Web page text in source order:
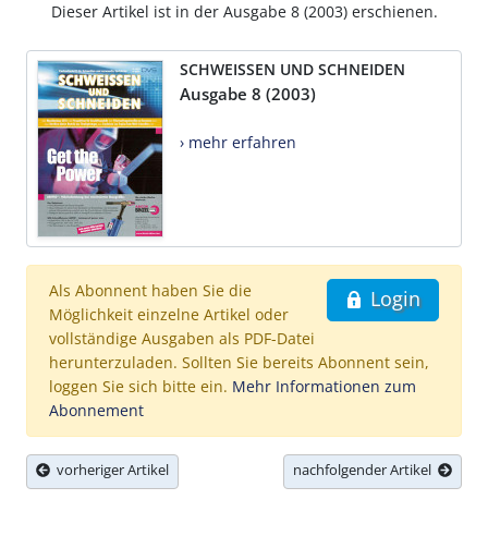
Dieser Artikel ist in der Ausgabe 8 (2003) erschienen.
SCHWEISSEN UND SCHNEIDEN
Ausgabe 8 (2003)
› mehr erfahren
Login
Als Abonnent haben Sie die
Möglichkeit einzelne Artikel oder
vollständige Ausgaben als PDF-Datei
herunterzuladen. Sollten Sie bereits Abonnent sein,
loggen Sie sich bitte ein. Mehr Informationen zum
Abonnement
vorheriger Artikel nachfolgender Artikel